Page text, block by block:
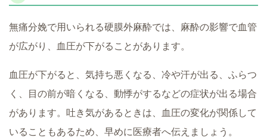
無痛分娩で用いられる硬膜外麻酔では、麻酔の影響で血管
が広がり、血圧が下がることがあります。
血圧が下がると、気持ち悪くなる、冷や汗が出る、ふらつ
く、目の前が暗くなる、動悸がするなどの症状が出る場合
があります。吐き気があるときは、血圧の変化が関係して
いることもあるため、早めに医療者へ伝えましょう。